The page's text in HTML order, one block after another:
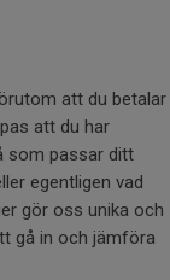
att du betalar
att du har
som passar ditt
egentligen vad
gör oss unika och
gå in och jämföra